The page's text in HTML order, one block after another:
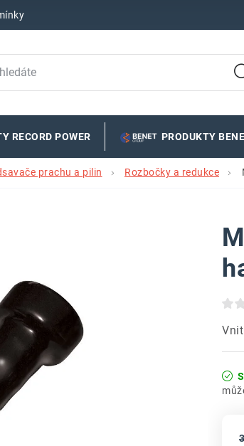
RECORD POWER PRODUKTY
prachu a pilin Rozbočky a redukce